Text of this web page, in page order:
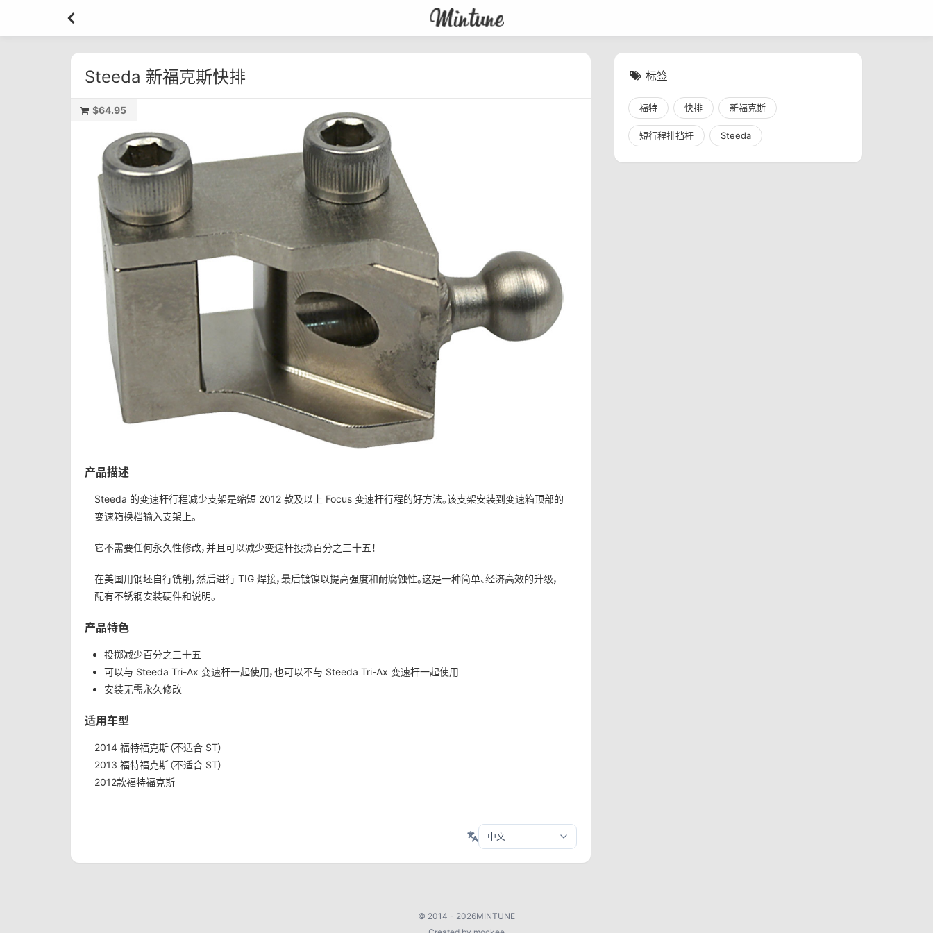
Steeda 新福克斯快排
$64.95
产品描述
Steeda 的变速杆行程减少支架是缩短 2012 款及以上 Focus 变速杆行程的好方法。该支架安装到变速箱顶部的
变速箱换档输入支架上。
它不需要任何永久性修改，并且可以减少变速杆投掷百分之三十五！
在美国用钢坯自行铣削，然后进行 TIG 焊接，最后镀镍以提高强度和耐腐蚀性。这是一种简单、经济高效的升级，
配有不锈钢安装硬件和说明。
产品特色
投掷减少百分之三十五
可以与 Steeda Tri-Ax 变速杆一起使用，也可以不与 Steeda Tri-Ax 变速杆一起使用
安装无需永久修改
适用车型
2014 福特福克斯（不适合 ST）
2013 福特福克斯（不适合 ST）
2012款福特福克斯
标签
福特 快排 新福克斯
短行程排挡杆 Steeda
© 2014 - 2026MINTUNE